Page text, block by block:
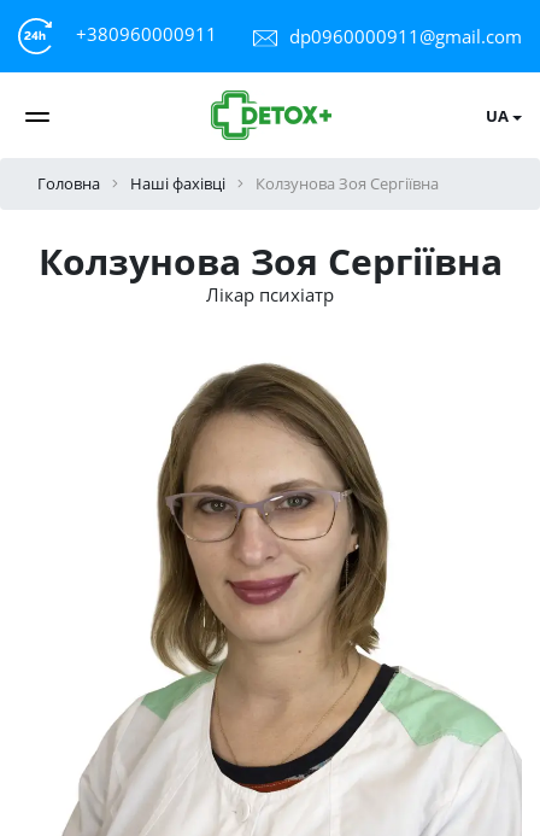
+380960000911 dp0960000911@gmail.com
UA
Головна Наші фахівці Колзунова Зоя Сергіївна
Колзунова Зоя Сергіївна
Лікар психіатр